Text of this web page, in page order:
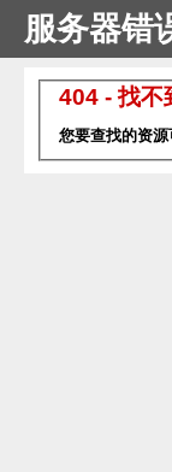
服务器错
404 - 找不
您要查找的资源